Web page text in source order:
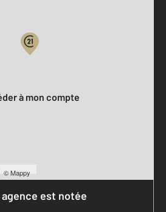
©Mappy
à mon compte
est notée